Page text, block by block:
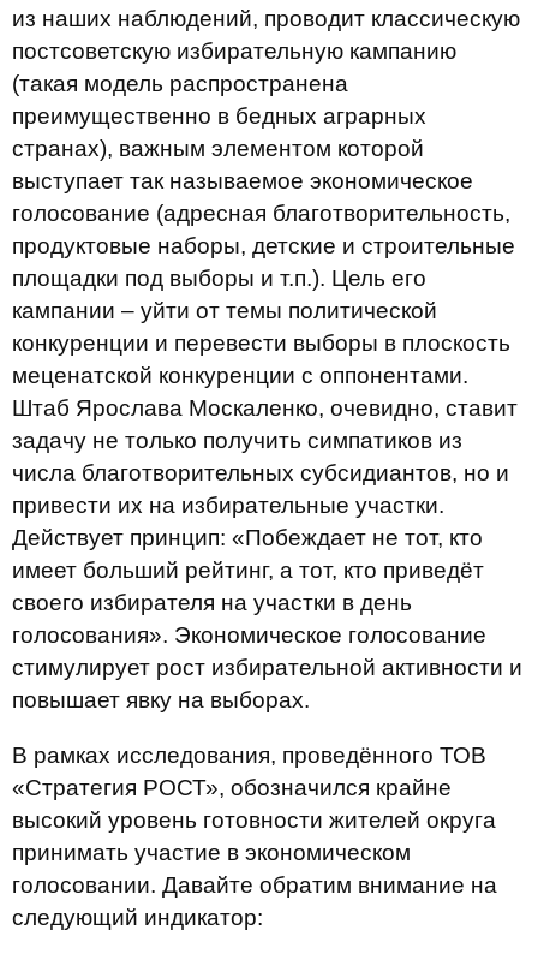
из наших наблюдений, проводит классическую
постсоветскую избирательную кампанию
(такая модель распространена
преимущественно в бедных аграрных
странах), важным элементом которой
выступает так называемое экономическое
голосование (адресная благотворительность,
продуктовые наборы, детские и строительные
площадки под выборы и т.п.). Цель его
кампании – уйти от темы политической
конкуренции и перевести выборы в плоскость
меценатской конкуренции с оппонентами.
Штаб Ярослава Москаленко, очевидно, ставит
задачу не только получить симпатиков из
числа благотворительных субсидиантов, но и
привести их на избирательные участки.
Действует принцип: «Побеждает не тот, кто
имеет больший рейтинг, а тот, кто приведёт
своего избирателя на участки в день
голосования». Экономическое голосование
стимулирует рост избирательной активности и
повышает явку на выборах.
В рамках исследования, проведённого ТОВ
«Стратегия РОСТ», обозначился крайне
высокий уровень готовности жителей округа
принимать участие в экономическом
голосовании. Давайте обратим внимание на
следующий индикатор: